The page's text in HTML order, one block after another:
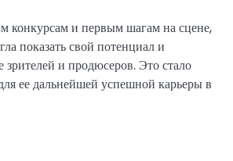
конкурсам и первым шагам на сцене,
показать свой потенциал и
и продюсеров. Это стало
ее дальнейшей успешной карьеры в